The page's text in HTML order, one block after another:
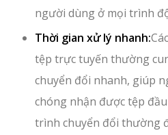
người dùng ở mọi trình
Thời gian xử lý nhanh:
tệp trực tuyến thường
chuyển đổi nhanh, giúp
chóng nhận được tệp
trình chuyển đổi thường